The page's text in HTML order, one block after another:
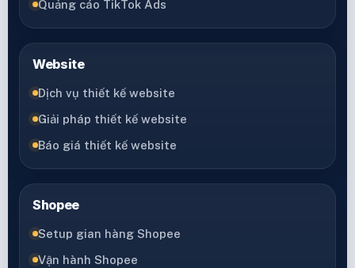
Quảng cáo TikTok Ads
Website
Dịch vụ thiết kế website
Giải pháp thiết kế website
Báo giá thiết kế website
Shopee
Setup gian hàng Shopee
Vận hành Shopee